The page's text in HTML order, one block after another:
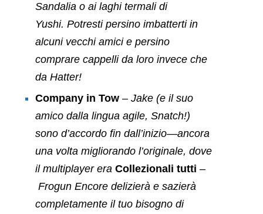
Sandalia o ai laghi termali di
Yushi. Potresti persino imbatterti in
alcuni vecchi amici e persino
comprare cappelli da loro invece che
da Hatter!
Company in Tow – Jake (e il suo
amico dalla lingua agile, Snatch!)
sono d’accordo fin dall’inizio—ancora
una volta migliorando l’originale, dove
il multiplayer era Collezionali tutti –
Frogun Encore delizierà e sazierà
completamente il tuo bisogno di